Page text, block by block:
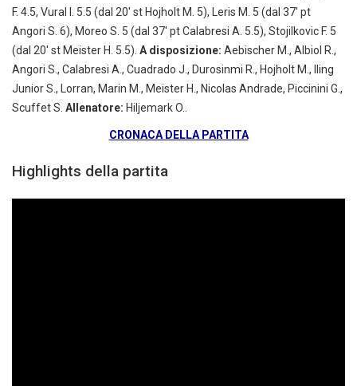
F. 4.5, Vural I. 5.5 (dal 20′ st Hojholt M. 5), Leris M. 5 (dal 37′ pt
Angori S. 6), Moreo S. 5 (dal 37′ pt Calabresi A. 5.5), Stojilkovic F. 5
(dal 20′ st Meister H. 5.5). A disposizione: Aebischer M., Albiol R.,
Angori S., Calabresi A., Cuadrado J., Durosinmi R., Hojholt M., Iling
Junior S., Lorran, Marin M., Meister H., Nicolas Andrade, Piccinini G.,
Scuffet S. Allenatore: Hiljemark O..
CRONACA DELLA PARTITA
Highlights della partita